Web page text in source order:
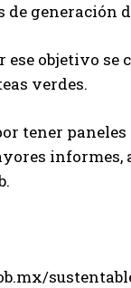
de generación
ese objetivo
verdes.
tener